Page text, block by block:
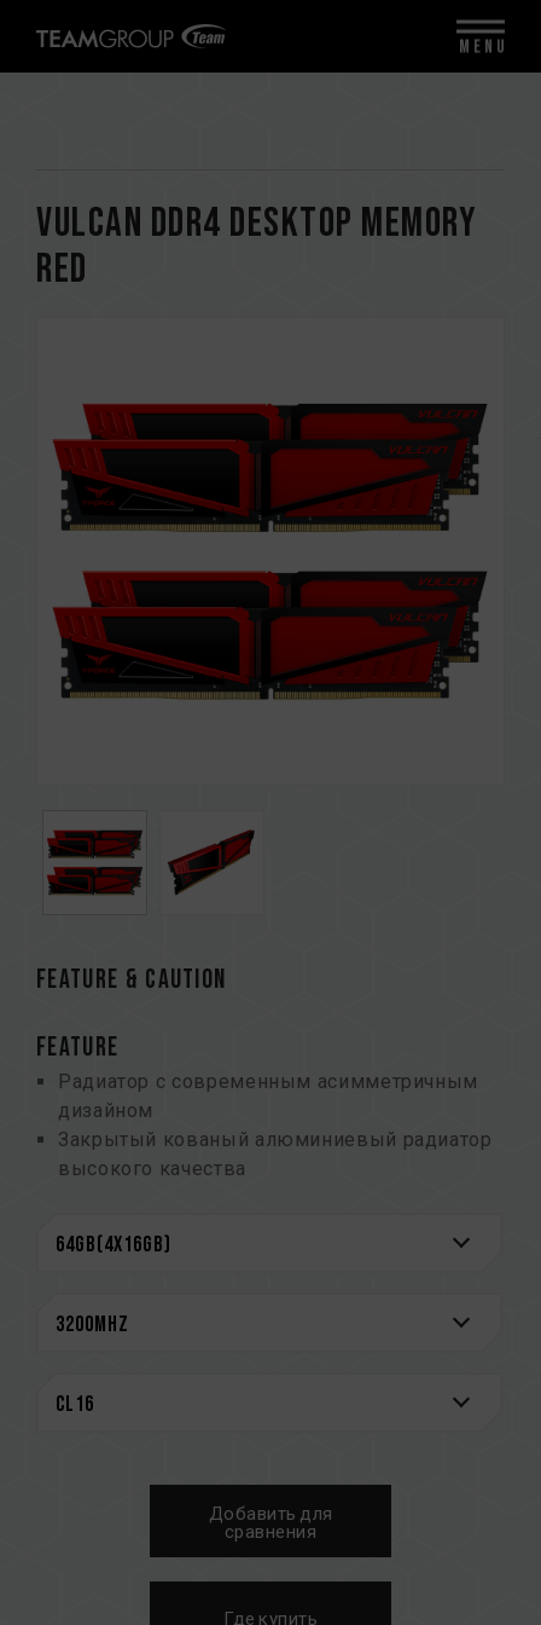
VULCAN DDR4 DESKTOP MEMORY
RED
FEATURE & CAUTION
FEATURE
Радиатор с современным асимметричным
дизайном
Закрытый кованый алюминиевый радиатор
высокого качества
Сверхнизкое рабочее напряжение 1,2–1,4 В
оверклокинга Intel XMP 2.0
плат на рынке
См. полный список совместимых платформ в
«Запрос совместимости».
Перед покупкой изделий памяти
ознакомьтесь со списком совместимости
Добавить для
сравнения
Где купить
MENU